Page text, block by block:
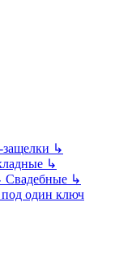
↳
↳
Свадебные ↳
один ключ